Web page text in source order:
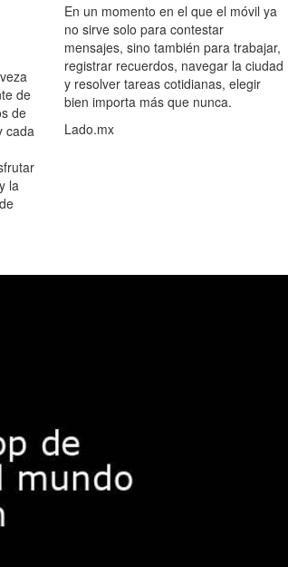
de
de
cada
la
En un momento en el que el móvil ya
no sirve solo para contestar
mensajes, sino también para trabajar,
registrar recuerdos, navegar la ciudad
y resolver tareas cotidianas, elegir
bien importa más que nunca.
Lado.mx